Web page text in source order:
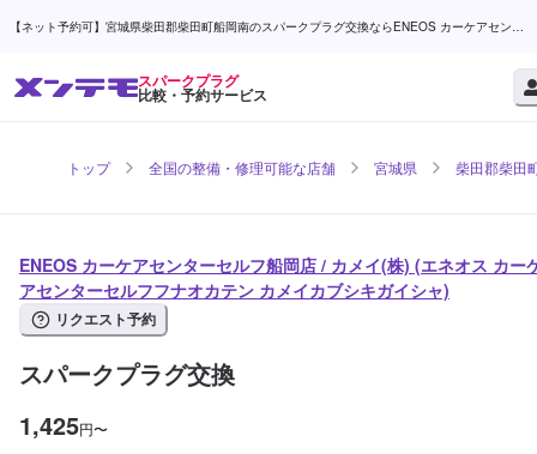
【ネット予約可】宮城県柴田郡柴田町船岡南のスパークプラグ交換ならENEOS カーケアセンタ
スパークプラグ
比較・予約サービス
トップ 全国の整備・修理可能な店舗 宮城県 柴田郡柴田
ENEOS カーケアセンターセルフ船岡店 / カメイ(株) (エネオス カー
アセンターセルフフナオカテン カメイカブシキガイシャ)
リクエスト予約
スパークプラグ交換
1,425円〜